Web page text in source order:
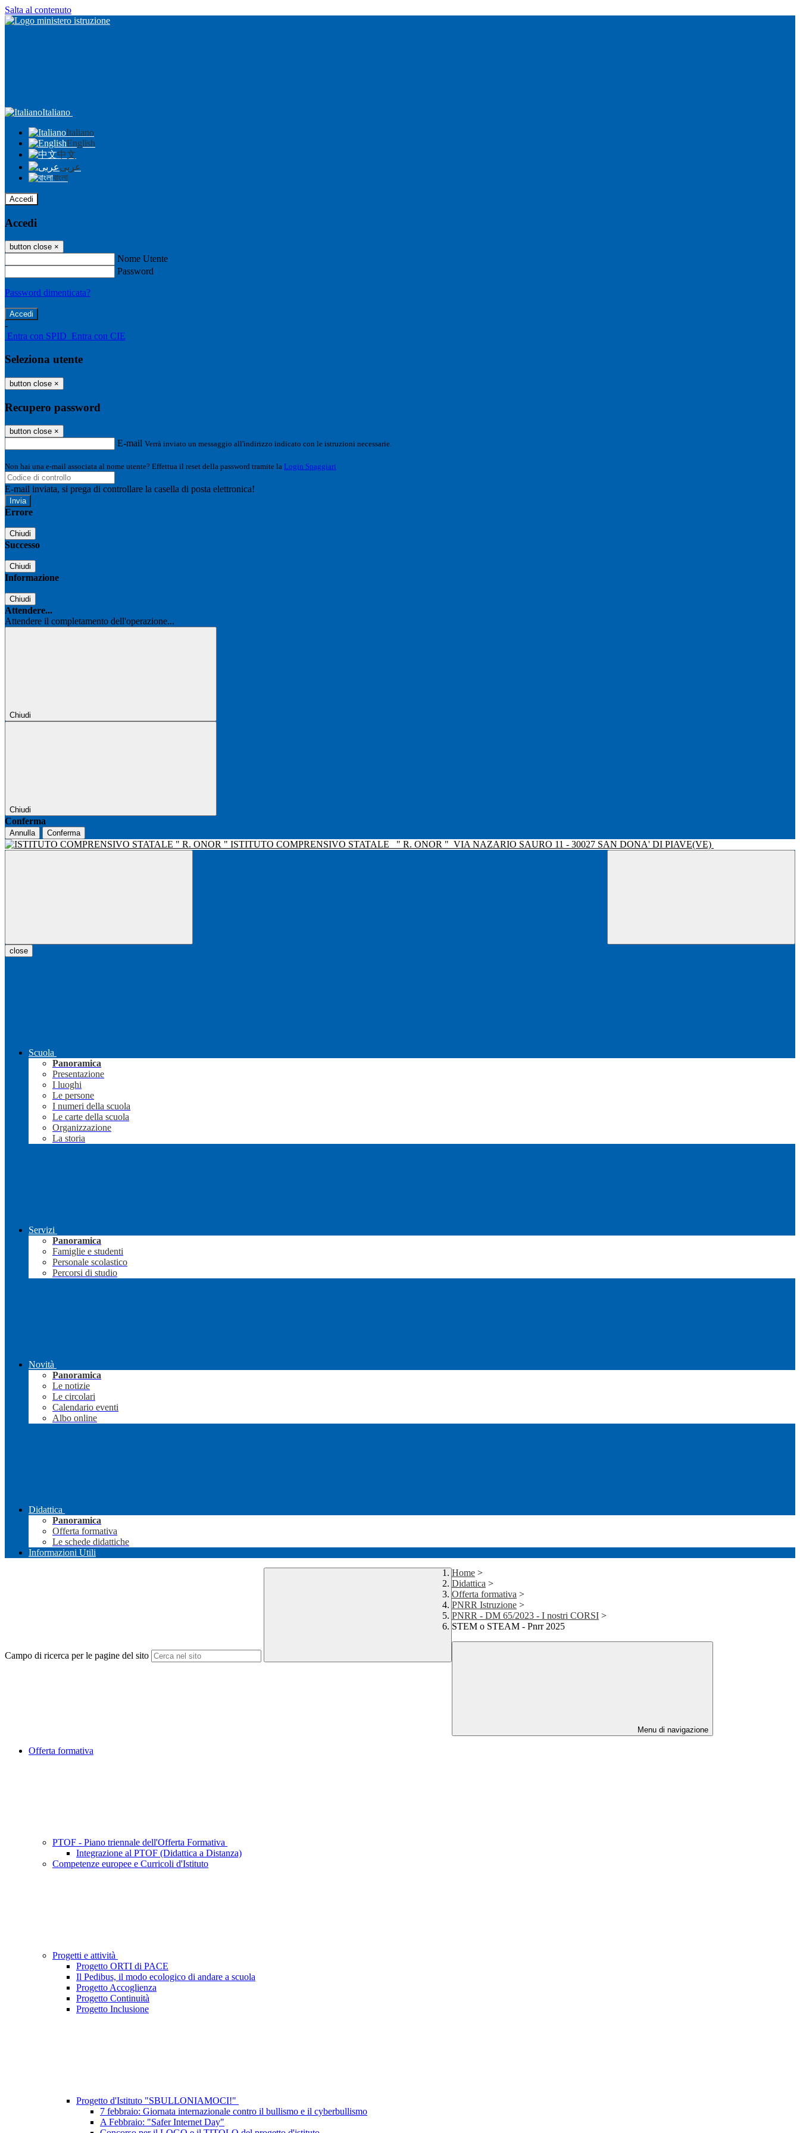
Salta al contenuto
Italiano
Italiano
English
中文
عربى
বাংলা
Accedi
Accedi
button close ×
Nome Utente
Password
Password dimenticata?
-
Entra con SPID Entra con CIE
Seleziona utente
button close ×
Recupero password
button close ×
E-mail Verrà inviato un messaggio all'indirizzo indicato con le istruzioni necessarie.
Non hai una e-mail associata al nome utente? Effettua il reset della password tramite la Login Spaggiari
E-mail inviata, si prega di controllare la casella di posta elettronica!
Errore
Chiudi
Successo
Chiudi
Informazione
Chiudi
Attendere...
Attendere il completamento dell'operazione...
Chiudi
Chiudi
Conferma
Annulla Conferma
ISTITUTO COMPRENSIVO STATALE " R. ONOR " VIA NAZARIO SAURO 11 - 30027 SAN DONA' DI PIAVE(VE)
close
Scuola
Panoramica
Presentazione
I luoghi
Le persone
I numeri della scuola
Le carte della scuola
Organizzazione
La storia
Servizi
Panoramica
Famiglie e studenti
Personale scolastico
Percorsi di studio
Novità
Panoramica
Le notizie
Le circolari
Calendario eventi
Albo online
Didattica
Panoramica
Offerta formativa
Le schede didattiche
Informazioni Utili
Campo di ricerca per le pagine del sito
Home >
Didattica >
Offerta formativa >
PNRR Istruzione >
PNRR - DM 65/2023 - I nostri CORSI >
STEM o STEAM - Pnrr 2025
Menu di navigazione
Offerta formativa
PTOF - Piano triennale dell'Offerta Formativa
Integrazione al PTOF (Didattica a Distanza)
Competenze europee e Curricoli d'Istituto
Progetti e attività
Progetto ORTI di PACE
Il Pedibus, il modo ecologico di andare a scuola
Progetto Accoglienza
Progetto Continuità
Progetto Inclusione
Progetto d'Istituto "SBULLONIAMOCI!"
7 febbraio: Giornata internazionale contro il bullismo e il cyberbullismo
A Febbraio: "Safer Internet Day"